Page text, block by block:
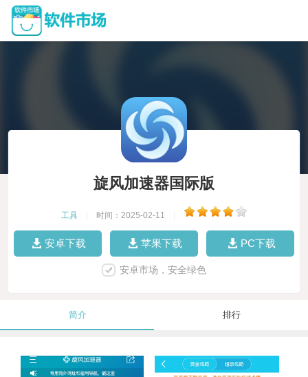
旋风加速器国际版
工具 时间：2025-02-11
安卓下载 苹果下载 PC下载
安卓市场，安全绿色
简介 排行